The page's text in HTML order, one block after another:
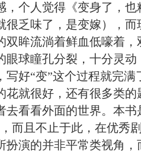
，个人觉得《变身了，
很乏味了，是变嫁），
双眸流淌着鲜血低嚎着
眼球瞳孔分裂，十分灵
写好“变”这个过程就完
花就很好，还有很多类
去看看外面的世界。本
，而且不止于此，在优秀
扮演的并非平常类视角